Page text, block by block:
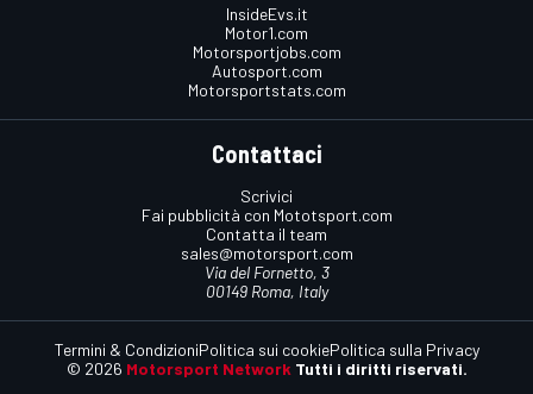
InsideEvs.it
Motor1.com
Motorsportjobs.com
Autosport.com
Motorsportstats.com
Contattaci
Scrivici
Fai pubblicità con Mototsport.com
Contatta il team
sales@motorsport.com
Via del Fornetto, 3
00149 Roma, Italy
© 2026 Motorsport Network Tutti i diritti riservati.
Termini & CondizioniPolitica sui cookiePolitica sulla Privacy